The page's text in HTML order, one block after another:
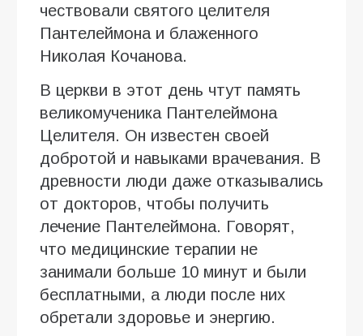
чествовали святого целителя
Пантелеймона и блаженного
Николая Кочанова.
В церкви в этот день чтут память
великомученика Пантелеймона
Целителя. Он известен своей
добротой и навыками врачевания. В
древности люди даже отказывались
от докторов, чтобы получить
лечение Пантелеймона. Говорят,
что медицинские терапии не
занимали больше 10 минут и были
бесплатными, а люди после них
обретали здоровье и энергию.